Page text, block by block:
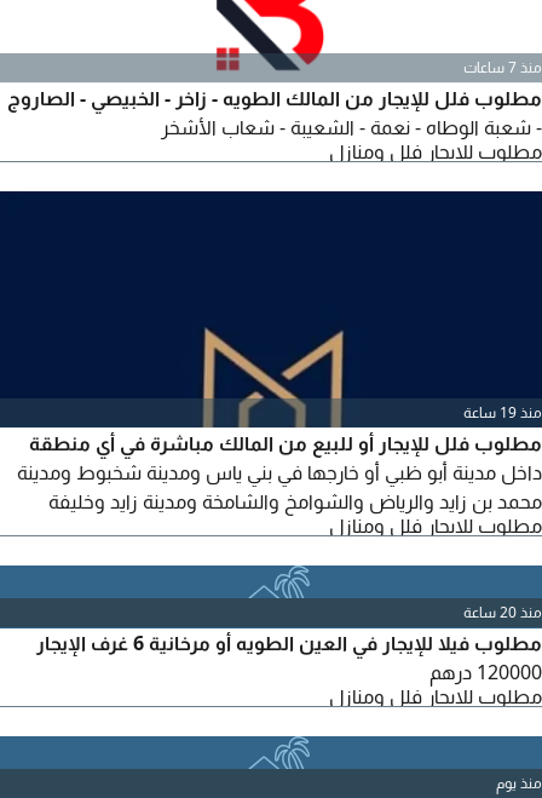
منذ 7 ساعات
مطلوب فلل للإيجار من المالك الطويه - زاخر - الخبيصي - الصاروج
- شعبة الوطاه - نعمة - الشعيبة - شعاب الأشخر
مطلوب للايجار فلل ومنازل
منذ 19 ساعة
مطلوب فلل للإيجار أو للبيع من المالك مباشرة في أي منطقة
داخل مدينة أبو ظبي أو خارجها في بني ياس ومدينة شخبوط ومدينة
محمد بن زايد والرياض والشوامخ والشامخة ومدينة زايد وخليفة
مطلوب للايجار فلل ومنازل
منذ 20 ساعة
مطلوب فيلا للإيجار في العين الطويه أو مرخانية 6 غرف الإيجار
120000 درهم
مطلوب للايجار فلل ومنازل
منذ يوم